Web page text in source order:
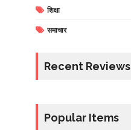
शिक्षा
समाचार
Recent Reviews
Popular Items